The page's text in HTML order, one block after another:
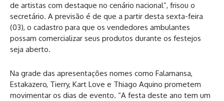
de artistas com destaque no cenário nacional”, frisou o
secretário. A previsão é de que a partir desta sexta-feira
(03), o cadastro para que os vendedores ambulantes
possam comercializar seus produtos durante os festejos
seja aberto.
Na grade das apresentações nomes como Falamansa,
Estakazero, Tierry, Kart Love e Thiago Aquino prometem
movimentar os dias de evento. “A festa deste ano tem um